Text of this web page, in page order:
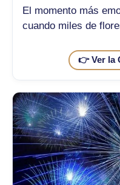
El momento más
cuando miles de
👉 Ver la